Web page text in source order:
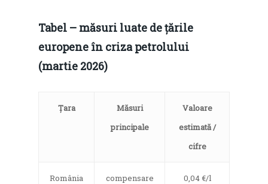
Tabel – măsuri luate de țările
europene în criza petrolului
(martie 2026)
Țara
Măsuri
principale
Valoare
estimată /
cifre
România
compensare
0,04 €/l